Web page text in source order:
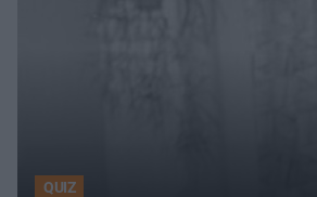
QUIZ